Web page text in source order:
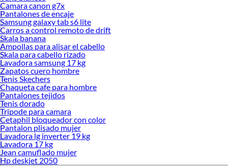
Camara canon g7x
Pantalones de encaje
Samsung galaxy tab s6 lite
Carros a control remoto de drift
Skala banana
Ampollas para alisar el cabello
Skala para cabello rizado
Lavadora samsung 17 kg
Zapatos cuero hombre
Tenis Skechers
Chaqueta cafe para hombre
Pantalones tejidos
Tenis dorado
Tripode para camara
Cetaphil bloqueador con color
Pantalon plisado mujer
Lavadora lg inverter 19 kg
Lavadora 17 kg
Jean camuflado mujer
Hp deskjet 2050